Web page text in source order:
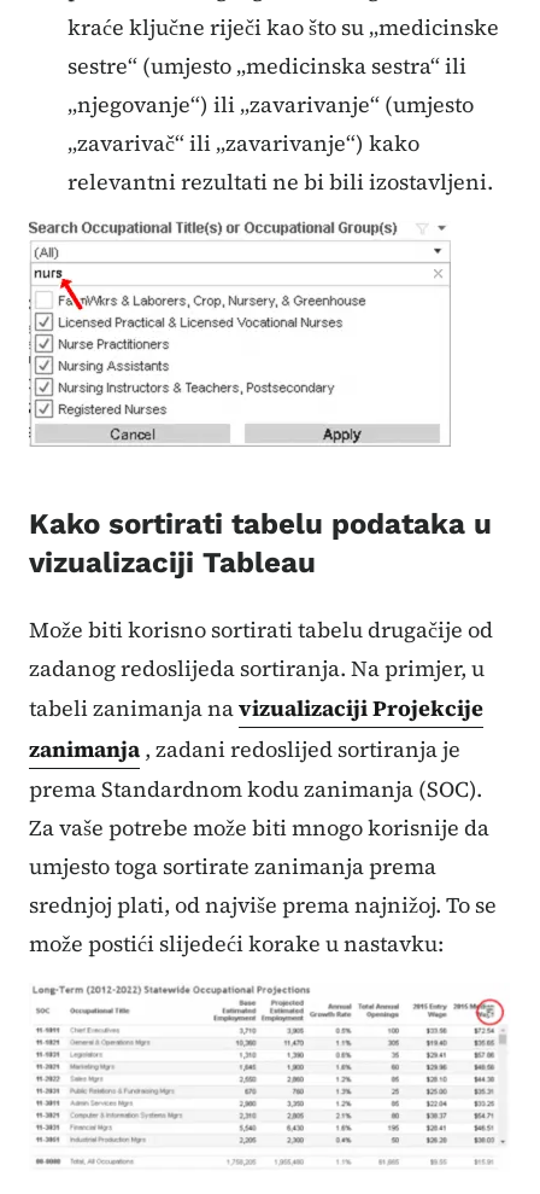
kraće ključne riječi kao što su „medicinske
sestre“ (umjesto „medicinska sestra“ ili
„njegovanje“) ili „zavarivanje“ (umjesto
„zavarivač“ ili „zavarivanje“) kako
relevantni rezultati ne bi bili izostavljeni.
Kako sortirati tabelu podataka u
vizualizaciji Tableau
Može biti korisno sortirati tabelu drugačije od
zadanog redoslijeda sortiranja. Na primjer, u
tabeli zanimanja navizualizaciji Projekcije
zanimanja , zadani redoslijed sortiranja je
prema Standardnom kodu zanimanja (SOC).
Za vaše potrebe može biti mnogo korisnije da
umjesto toga sortirate zanimanja prema
srednjoj plati, od najviše prema najnižoj. To se
može postići slijedeći korake u nastavku: